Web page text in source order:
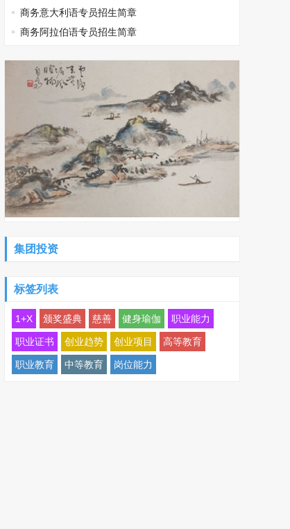
商务意大利语专员招生简章
商务阿拉伯语专员招生简章
集团投资
标签列表
1+X 颁奖盛典 慈善 健身瑜伽 职业能力
职业证书 创业趋势 创业项目 高等教育
职业教育 中等教育 岗位能力